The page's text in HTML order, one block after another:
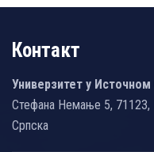
Контакт
Универзитет у Источном
Стефана Немање 5, 71123,
Српска